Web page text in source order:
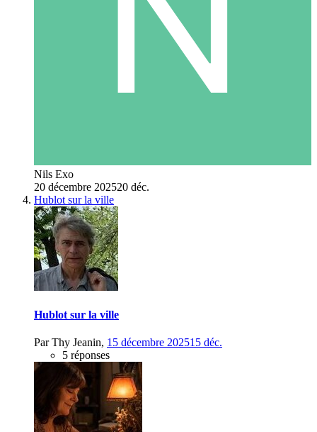
Nils Exo
20 décembre 202520 déc.
Hublot sur la ville
Hublot sur la ville
ParThy Jeanin, 15 décembre 202515 déc.
5 réponses